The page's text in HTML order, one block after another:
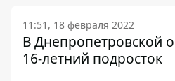
11:51, 18 февраля 2022
В Днепропетровской
16-летний подросток